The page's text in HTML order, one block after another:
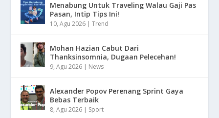
Menabung Untuk Traveling Walau Gaji Pas
Pasan, Intip Tips Ini!
10, Agu 2026 |Trend
Mohan Hazian Cabut Dari
Thanksinsomnia, Dugaan Pelecehan!
9, Agu 2026 | News
Alexander Popov Perenang Sprint Gaya
Bebas Terbaik
8, Agu 2026 | Sport